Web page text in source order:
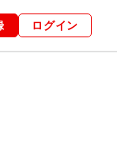
ログイン